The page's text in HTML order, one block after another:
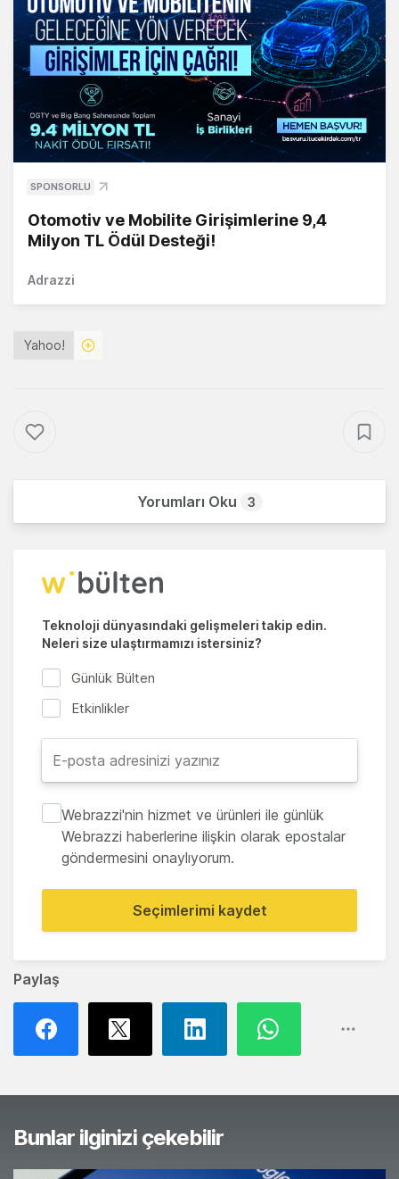
Paylaş
SPONSORLU
Otomotiv ve Mobilite Girişimlerine 9,4
Milyon TL Ödül Desteği!
Adrazzi
Yahoo!
Yorumları Oku 3
Teknoloji dünyasındaki gelişmeleri takip edin.
Neleri size ulaştırmamızı istersiniz?
Günlük Bülten
Etkinlikler
Webrazzi'nin hizmet ve ürünleri ile günlük
Webrazzi haberlerine ilişkin olarak epostalar
göndermesini onaylıyorum.
Seçimlerimi kaydet
Bunlar ilginizi çekebilir